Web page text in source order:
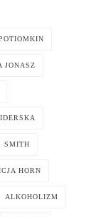
JONASZ
SMITH
HORN
ALKOHOLIZM